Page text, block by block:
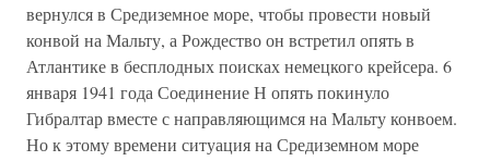
вернулся в Средиземное море, чтобы провести новый
конвой на Мальту, а Рождество он встретил опять в
Атлантике в бесплодных поисках немецкого крейсера. 6
января 1941 года Соединение Н опять покинуло
Гибралтар вместе с направляющимся на Мальту конвоем.
Но к этому времени ситуация на Средиземном море